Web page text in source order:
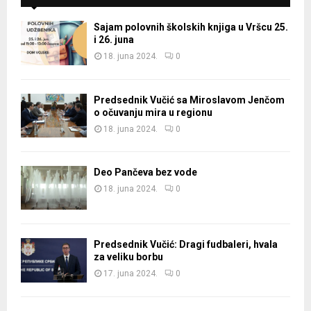
Sajam polovnih školskih knjiga u Vršcu 25.
i 26. juna
18. juna 2024. 0
Predsednik Vučić sa Miroslavom Jenčom
o očuvanju mira u regionu
18. juna 2024. 0
Deo Pančeva bez vode
18. juna 2024. 0
Predsednik Vučić: Dragi fudbaleri, hvala
za veliku borbu
17. juna 2024. 0